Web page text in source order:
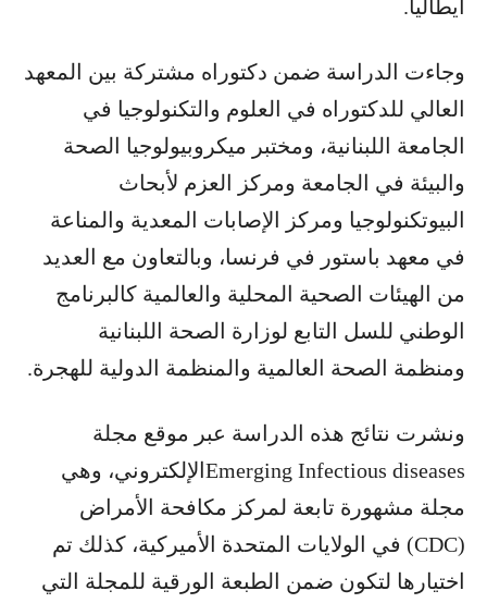
ايطاليا.
وجاءت الدراسة ضمن دكتوراه مشتركة بين المعهد
العالي للدكتوراه في العلوم والتكنولوجيا في
الجامعة اللبنانية، ومختبر ميكروبيولوجيا الصحة
والبيئة في الجامعة ومركز العزم لأبحاث
البيوتكنولوجيا ومركز الإصابات المعدية والمناعة
في معهد باستور في فرنسا، وبالتعاون مع العديد
من الهيئات الصحية المحلية والعالمية كالبرنامج
الوطني للسل التابع لوزارة الصحة اللبنانية
ومنظمة الصحة العالمية والمنظمة الدولية للهجرة.
ونشرت نتائج هذه الدراسة عبر موقع مجلة
Emerging Infectious diseasesالإلكتروني، وهي
مجلة مشهورة تابعة لمركز مكافحة الأمراض
(CDC) في الولايات المتحدة الأميركية، كذلك تم
اختيارها لتكون ضمن الطبعة الورقية للمجلة التي